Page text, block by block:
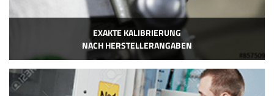
EXAKTE KALIBRIERUNG
NACH HERSTELLERANGABEN